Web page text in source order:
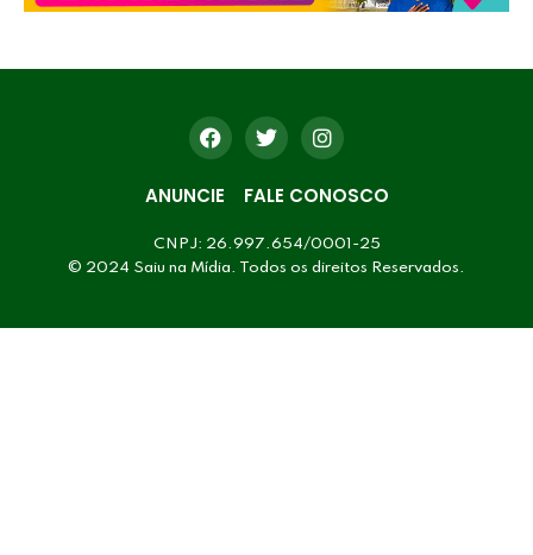
ANUNCIE FALE CONOSCO
CNPJ: 26.997.654/0001-25
© 2024 Saiu na Mídia. Todos os direitos Reservados.